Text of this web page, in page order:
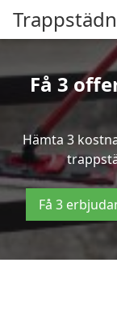
Få 3
Hämta 3
Få 3